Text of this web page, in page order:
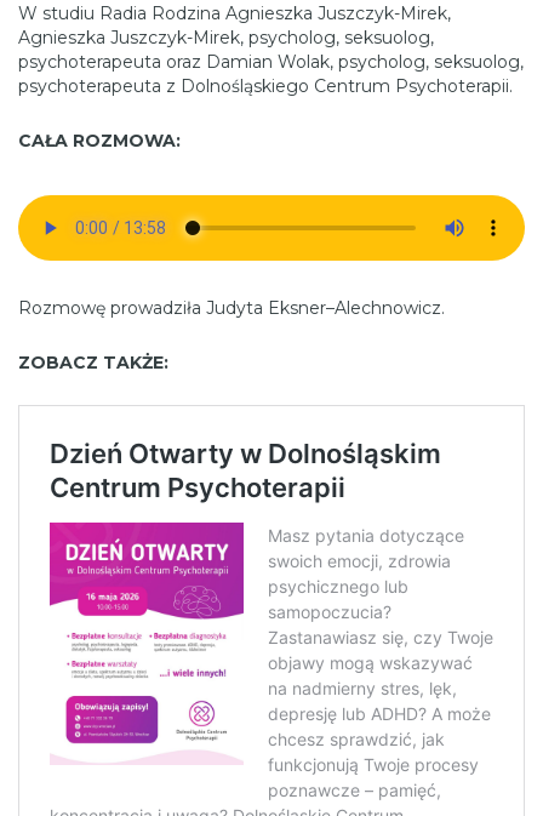
W studiu Radia Rodzina Agnieszka Juszczyk-Mirek,
Agnieszka Juszczyk-Mirek, psycholog, seksuolog,
psychoterapeuta oraz Damian Wolak, psycholog, seksuolog,
psychoterapeuta z Dolnośląskiego Centrum Psychoterapii.
CAŁA ROZMOWA:
Rozmowę prowadziła Judyta Eksner–Alechnowicz.
ZOBACZ TAKŻE: